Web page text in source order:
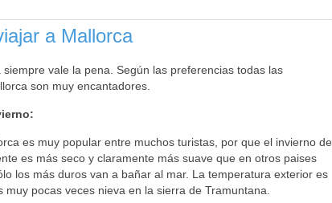
a Mallorca
siempre vale la pena. Según las preferencias todas las
son muy encantadores.
es muy popular entre muchos turistas, por que el invierno de
es más seco y claramente más suave que en otros paises
los más duros van a bañar al mar. La temperatura exterior es
muy pocas veces nieva en la sierra de Tramuntana.